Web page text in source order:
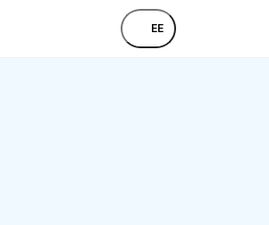
EE